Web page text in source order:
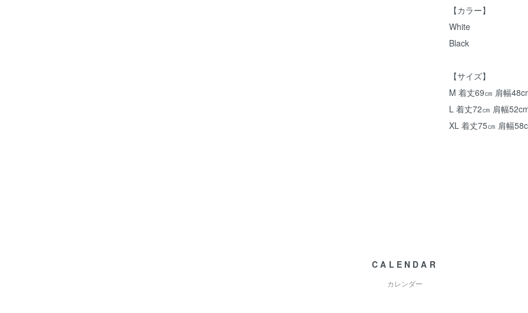
【カラー】
White
Black
【サイズ】
M 着丈69㎝ 肩幅
L 着丈72㎝ 肩幅
XL 着丈75㎝ 肩幅
CALENDAR
カレンダー